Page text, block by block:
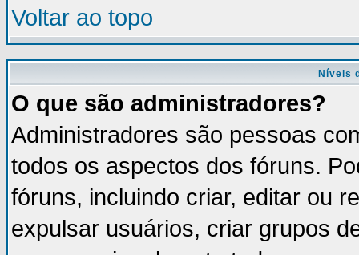
Voltar ao topo
Níveis
O que são administradores?
Administradores são pessoas
todos os aspectos dos fóruns.
fóruns, incluindo criar, editar ou
expulsar usuários, criar grupos